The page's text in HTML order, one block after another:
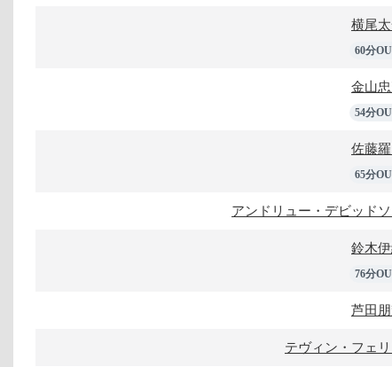
横尾
60分
金山
54分
佐藤
65分
アンドリュー・デビッド
鈴木
76分
芦田
テヴィン・フェ